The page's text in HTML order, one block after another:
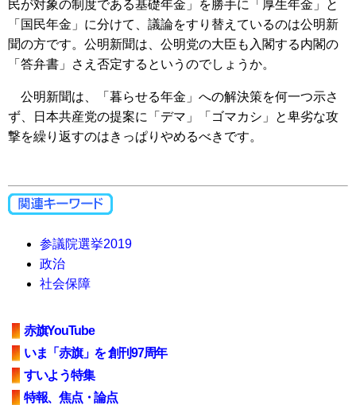
民が対象の制度である基礎年金」を勝手に「厚生年金」と
「国民年金」に分けて、議論をすり替えているのは公明新
聞の方です。公明新聞は、公明党の大臣も入閣する内閣の
「答弁書」さえ否定するというのでしょうか。
公明新聞は、「暮らせる年金」への解決策を何一つ示さ
ず、日本共産党の提案に「デマ」「ゴマカシ」と卑劣な攻
撃を繰り返すのはきっぱりやめるべきです。
参議院選挙2019
政治
社会保障
赤旗YouTube
いま「赤旗」を 創刊97周年
すいよう特集
特報、焦点・論点